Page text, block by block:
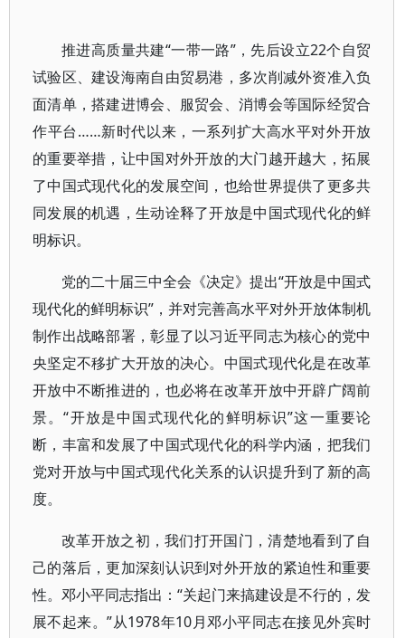
推进高质量共建“一带一路”，先后设立22个自贸
试验区、建设海南自由贸易港，多次削减外资准入负
面清单，搭建进博会、服贸会、消博会等国际经贸合
作平台……新时代以来，一系列扩大高水平对外开放
的重要举措，让中国对外开放的大门越开越大，拓展
了中国式现代化的发展空间，也给世界提供了更多共
同发展的机遇，生动诠释了开放是中国式现代化的鲜
明标识。
党的二十届三中全会《决定》提出“开放是中国式
现代化的鲜明标识”，并对完善高水平对外开放体制机
制作出战略部署，彰显了以习近平同志为核心的党中
央坚定不移扩大开放的决心。中国式现代化是在改革
开放中不断推进的，也必将在改革开放中开辟广阔前
景。“开放是中国式现代化的鲜明标识”这一重要论
断，丰富和发展了中国式现代化的科学内涵，把我们
党对开放与中国式现代化关系的认识提升到了新的高
度。
改革开放之初，我们打开国门，清楚地看到了自
己的落后，更加深刻认识到对外开放的紧迫性和重要
性。邓小平同志指出：“关起门来搞建设是不行的，发
展不起来。”从1978年10月邓小平同志在接见外宾时